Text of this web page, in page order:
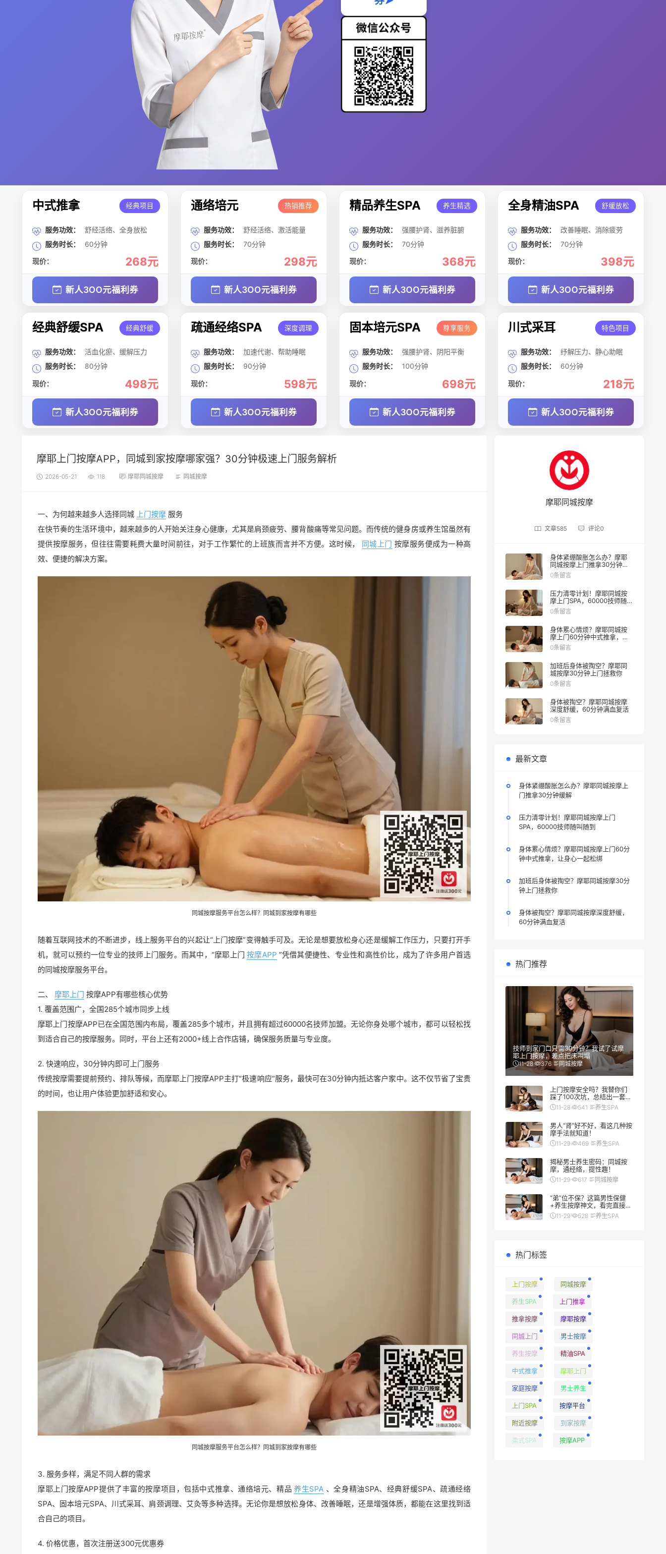
中式推拿 经典项目
服务功效：
舒经活络、全身放松
服务时长：
60分钟
现价： 268元
新人3OO元福利券
通络培元 热销推荐
服务功效：
舒经活络、激活能量
服务时长：
70分钟
现价： 298元
新人3OO元福利券
精品养生SPA 养生精选
服务功效：
强腰护肾、滋养脏腑
服务时长：
70分钟
现价： 368元
新人3OO元福利券
全身精油SPA 舒缓放松
服务功效：
改善睡眠、消除疲劳
服务时长：
70分钟
现价： 398元
新人3OO元福利券
经典舒缓SPA 经典舒缓
服务功效：
活血化瘀、缓解压力
服务时长：
80分钟
现价： 498元
新人3OO元福利券
疏通经络SPA 深度调理
服务功效：
加速代谢、帮助睡眠
服务时长：
90分钟
现价： 598元
新人3OO元福利券
固本培元SPA 尊享服务
服务功效：
强腰护肾、阴阳平衡
服务时长：
100分钟
现价： 698元
新人3OO元福利券
川式采耳 特色项目
服务功效：
纾解压力、静心助眠
服务时长：
60分钟
现价： 218元
新人3OO元福利券
摩耶上门按摩APP，同城到家按摩哪家强？30分钟极速上门服务解析
2026-05-21 118 摩耶同城按摩 同城按摩
一、为何越来越多人选择同城 上门按摩 服务
在快节奏的生活环境中，越来越多的人开始关注身心健康，尤其是肩颈疲劳、腰背酸痛等常见问题。而传统的健身房或养生馆虽然有
提供按摩服务，但往往需要耗费大量时间前往，对于工作繁忙的上班族而言并不方便。这时候，
同城上门 按摩服务便成为一种高
效、便捷的解决方案。
同城按摩服务平台怎么样？同城到家按摩有哪些
随着互联网技术的不断进步，线上服务平台的兴起让“上门按摩”变得触手可及。无论是想要放松身心还是缓解工作压力，只要打开手
机，就可以预约一位专业的技师上门服务。而其中，“摩耶上门 按摩APP ”凭借其便捷性、专业性和高性价比，成为了许多用户首选
的同城按摩服务平台。
二、 摩耶上门 按摩APP有哪些核心优势
1. 覆盖范围广，全国285个城市同步上线
摩耶上门按摩APP已在全国范围内布局，覆盖285多个城市，并且拥有超过60000名技师加盟。无论你身处哪个城市，都可以轻松找
到适合自己的按摩服务。同时，平台上还有2000+线上合作店铺，确保服务质量与专业度。
2. 快速响应，30分钟内即可上门服务
传统按摩需要提前预约、排队等候，而摩耶上门按摩APP主打“极速响应”服务，最快可在30分钟内抵达客户家中。这不仅节省了宝贵
的时间，也让用户体验更加舒适和安心。
同城按摩服务平台怎么样？同城到家按摩有哪些
3. 服务多样，满足不同人群的需求
摩耶上门按摩APP提供了丰富的按摩项目，包括中式推拿、通络培元、精品 养生SPA 、全身精油SPA、经典舒缓SPA、疏通经络
SPA、固本培元SPA、川式采耳、肩颈调理、艾灸等多种选择。无论你是想放松身体、改善睡眠，还是增强体质，都能在这里找到适
合自己的项目。
4. 价格优惠，首次注册送300元优惠券
摩耶同城按摩
文章585 评论0
身体紧绷酸胀怎么办？摩耶
同城按摩上门推拿30分钟缓
解
0条留言
压力清零计划！摩耶同城按
摩上门SPA，60000技师随叫
随到
0条留言
身体累心情烦？摩耶同城按
摩上门60分钟中式推拿，让
身心一起松绑
0条留言
加班后身体被掏空？摩耶同
城按摩30分钟上门拯救你
0条留言
身体被掏空？摩耶同城按摩
深度舒缓，60分钟满血复活
0条留言
最新文章
身体紧绷酸胀怎么办？摩耶同城按摩上
门推拿30分钟缓解
压力清零计划！摩耶同城按摩上门
SPA，60000技师随叫随到
身体累心情烦？摩耶同城按摩上门60分
钟中式推拿，让身心一起松绑
加班后身体被掏空？摩耶同城按摩30分
钟上门拯救你
身体被掏空？摩耶同城按摩深度舒缓，
60分钟满血复活
热门推荐
技师到家门口只需30分钟？我试了试摩
耶上门按摩，差点把床叫塌
11-28 376 同城按摩
上门按摩安全吗？我替你们
踩了100次坑，总结出一套防
翻车秘籍
11-28 541 养生SPA
男人“肾”好不好，看这几种按
摩手法就知道！
11-29 469 养生SPA
揭秘男士养生密码：同城按
摩，通经络，提性趣！
11-29 617 同城按摩
“弟”位不保？这篇男性保健
+养生按摩神文，看完直接硬
（朗）了
11-29 528 养生SPA
热门标签
上门按摩 同城按摩
养生SPA 上门推拿
推拿按摩 摩耶按摩
同城上门 男士按摩
养生按摩 精油SPA
中式推拿 摩耶上门
家庭按摩 男士养生
上门SPA 按摩平台
附近按摩 到家按摩
柔式SPA 按摩APP